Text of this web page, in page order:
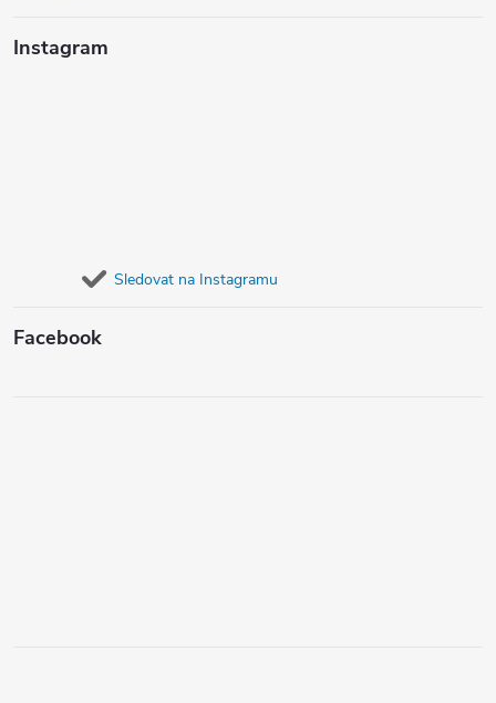
Instagram
Sledovat na Instagramu
Facebook